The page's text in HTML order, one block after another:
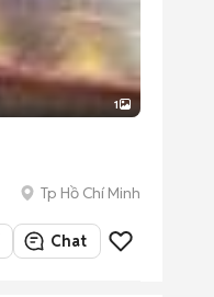
1
Tp Hồ Chí Minh
Chat